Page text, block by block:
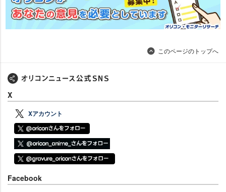
このページのトップへ
X
Xアカウント
Facebook